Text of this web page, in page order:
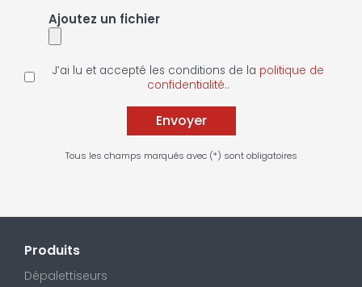
Ajoutez un fichier
J’ai lu et accepté les conditions de la politique de
confidentialité..
Tous les champs marqués avec (*) sont obligatoires
Produits
Dépalettiseurs